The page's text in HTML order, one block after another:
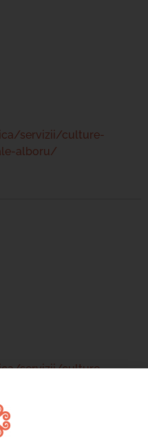
servizii/culture-
alboru/
servizii/culture-